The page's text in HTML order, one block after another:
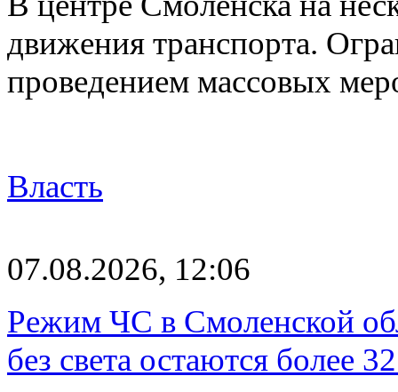
движения транспорта.
проведением массовых
Власть
07.08.2026, 12:06
Режим ЧС в Смоленской
без света остаются более